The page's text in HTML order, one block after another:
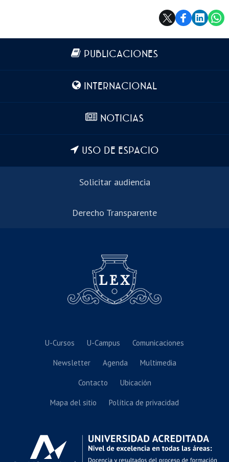
Más información
PUBLICACIONES
INTERNACIONAL
NOTICIAS
USO DE ESPACIO
Solicitar audiencia
Derecho Transparente
U-Cursos U-Campus Comunicaciones
Newsletter Agenda Multimedia
Contacto Ubicación
Mapa del sitio Política de privacidad